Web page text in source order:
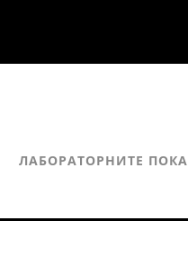
ЛАБОРАТОРНИТЕ